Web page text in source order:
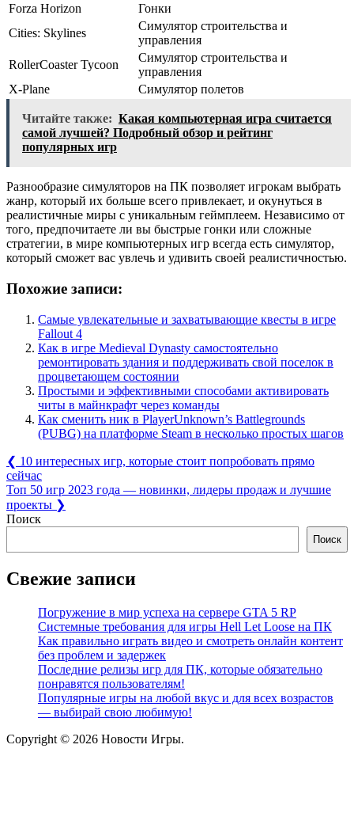
Forza Horizon
Гонки
Cities: Skylines
Симулятор строительства и
управления
RollerCoaster Tycoon
Симулятор строительства и
управления
X-Plane
Симулятор полетов
Читайте также: Какая компьютерная игра считается
самой лучшей? Подробный обзор и рейтинг
популярных игр
Разнообразие симуляторов на ПК позволяет игрокам выбрать
жанр, который их больше всего привлекает, и окунуться в
реалистичные миры с уникальным геймплеем. Независимо от
того, предпочитаете ли вы быстрые гонки или сложные
стратегии, в мире компьютерных игр всегда есть симулятор,
который сможет вас увлечь и удивить своей реалистичностью.
Похожие записи:
Самые увлекательные и захватывающие квесты в игре
Fallout 4
Как в игре Medieval Dynasty самостоятельно
ремонтировать здания и поддерживать свой поселок в
процветающем состоянии
Простыми и эффективными способами активировать
читы в майнкрафт через команды
Как сменить ник в PlayerUnknown’s Battlegrounds
(PUBG) на платформе Steam в несколько простых шагов
Навигация
по
записям
❮ Previous
Post:
10 интересных игр, которые стоит попробовать прямо
сейчас
Next
Post:
Топ 50 игр 2023 года — новинки, лидеры продаж и лучшие
проекты ❯
Поиск
Поиск
Свежие записи
Погружение в мир успеха на сервере GTA 5 RP
Системные требования для игры Hell Let Loose на ПК
Как правильно играть видео и смотреть онлайн контент
без проблем и задержек
Последние релизы игр для ПК, которые обязательно
понравятся пользователям!
Популярные игры на любой вкус и для всех возрастов
— выбирай свою любимую!
Copyright © 2026 Новости Игры.